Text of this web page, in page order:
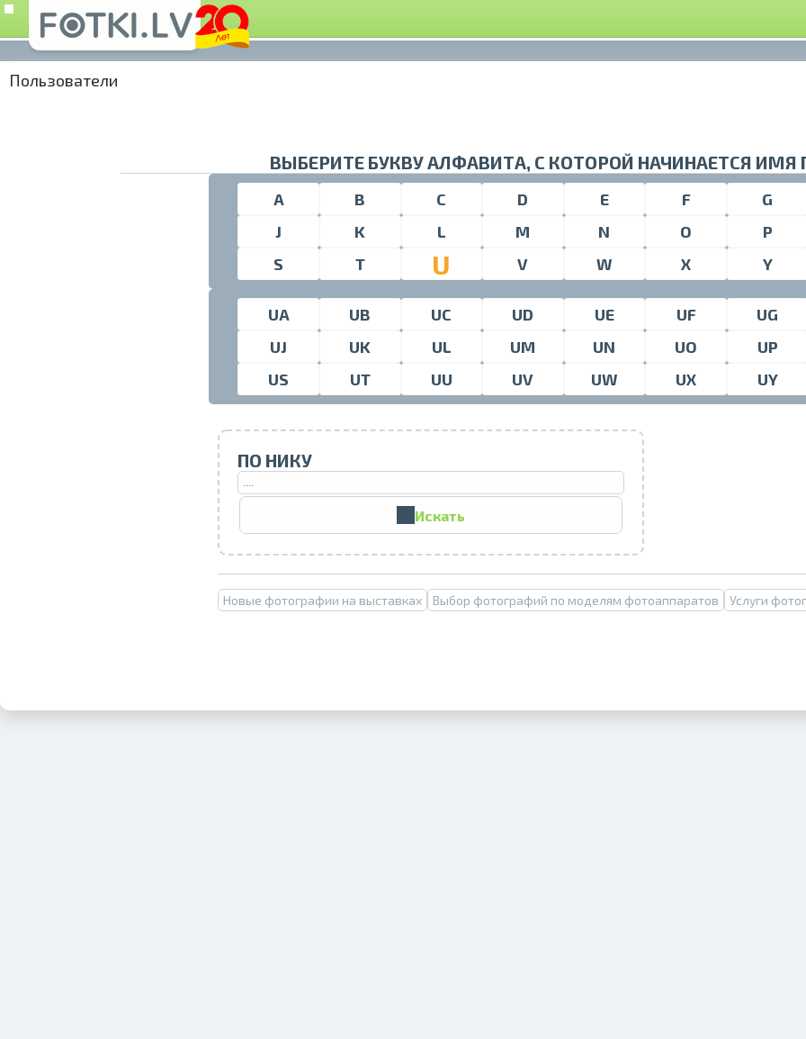
Печать в течение 1 часа в Риге –
Различные форматы и виды бумаги для
Доставка по всей Латвии или
Пользователи
ВЫБЕРИТЕ БУКВУ АЛФАВИТА, С КОТОРОЙ НАЧИНАЕТСЯ ИМЯ
A B C D E F G
J
K L M N O P
S
T U V W X Y
UA UB UC UD UE UF UG
UJ
UK UL UM UN UO UP
US
UT UU UV UW UX UY
ПО НИКУ
Искать
Новые фотографии на выставках Выбор фотографий по моделям фотоаппаратов Услуги